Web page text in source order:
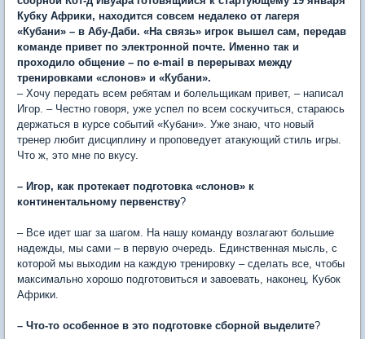
Кубку Африки, находится совсем недалеко от лагеря
«Кубани» – в Абу-Даби. «На связь» игрок вышел сам, передав
команде привет по электронной почте. Именно так и
проходило общение – по e-mail в перерывах между
тренировками «слонов» и «Кубани».
– Хочу передать всем ребятам и болельщикам привет, – написал
Игор. – Честно говоря, уже успел по всем соскучиться, стараюсь
держаться в курсе событий «Кубани». Уже знаю, что новый
тренер любит дисциплину и проповедует атакующий стиль игры.
Что ж, это мне по вкусу.
– Игор, как протекает подготовка «слонов» к
континентальному первенству?
– Все идет шаг за шагом. На нашу команду возлагают большие
надежды, мы сами – в первую очередь. Единственная мысль, с
которой мы выходим на каждую тренировку – сделать все, чтобы
максимально хорошо подготовиться и завоевать, наконец, Кубок
Африки.
– Что-то особенное в это подготовке сборной выделите?